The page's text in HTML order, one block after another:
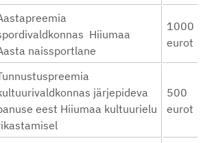
Hiiumaa
naissportlane
1000
eurot
järjepideva
eest Hiiumaa kultuurielu
500
eurot